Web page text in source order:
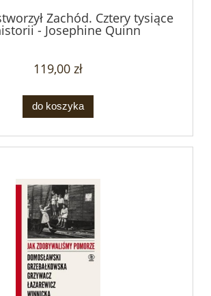
Zachód. Cztery tysiące
- Josephine Quinn
119,00 zł
do koszyka